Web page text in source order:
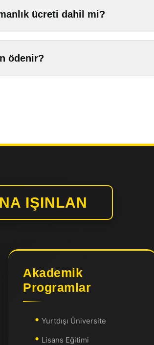
ücreti dahil mi?
ödenir?
IŞINLAN
Akademik
Programlar
Yurtdışı Üniversite
Lisans Eğitimi